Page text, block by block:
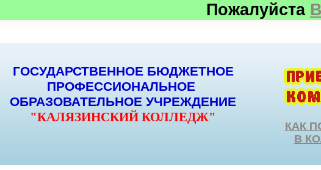
Пожалуйста
ГОСУДАРСТВЕННОЕ БЮДЖЕТНОЕ
ПРОФЕССИОНАЛЬНОЕ
ОБРАЗОВАТЕЛЬНОЕ УЧРЕЖДЕНИЕ
"КАЛЯЗИНСКИЙ КОЛЛЕДЖ"
КАК
В